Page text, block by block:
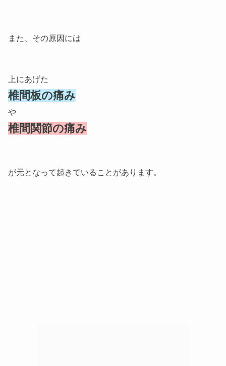
また、その原因には
上にあげた
椎間板の痛み
や
椎間関節の痛み
が元となって起きていることがあります。